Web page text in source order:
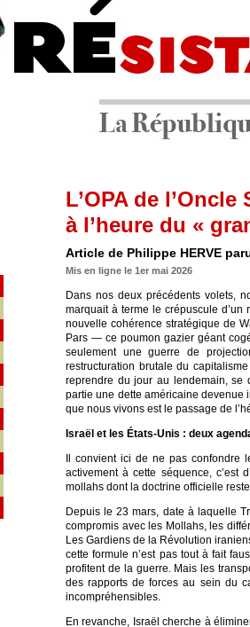
L’OPA de
à l’heure du «
Article de Philippe HERVE
Mis en ligne le 1er mai 2026
Dans nos deux précédents volets,
marquait à terme le crépuscule
nouvelle cohérence stratégique de
Pars — ce poumon gazier géant
seulement une guerre de
restructuration brutale du
reprendre du jour au lendemain, se
partie une dette américaine
que nous vivons est le passage de
Israël et les États-Unis : deux
Il convient ici de ne pas
activement à cette séquence, c’est
mollahs dont la doctrine officielle
Depuis le 23 mars, date à laquelle
compromis avec les Mollahs, les
Les Gardiens de la Révolution
cette formule n’est pas tout à fait
profitent de la guerre. Mais les
des rapports de forces au sein du
incompréhensibles.
En revanche, Israël cherche à